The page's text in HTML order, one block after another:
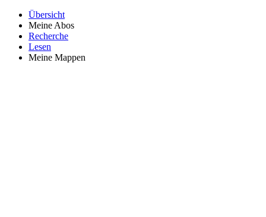
Übersicht
Meine Abos
Recherche
Lesen
Meine Mappen